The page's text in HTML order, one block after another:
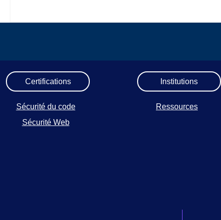
Certifications
Sécurité du code
Sécurité Web
Institutions
Ressources